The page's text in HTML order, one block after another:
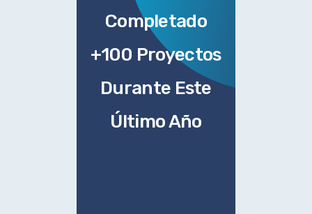
Completado
+100 Proyectos
Durante Este
Último Año